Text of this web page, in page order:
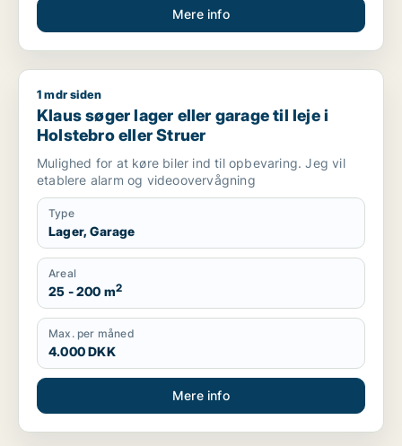
Mere info
Klaus søger lager eller garage til leje i Holstebro eller Struer
1 mdr siden
Klaus søger lager eller garage til leje i
Holstebro eller Struer
Mulighed for at køre biler ind til opbevaring. Jeg vil
etablere alarm og videoovervågning
Type
Lager, Garage
Areal
25 - 200 m2
Max. per måned
4.000 DKK
Mere info